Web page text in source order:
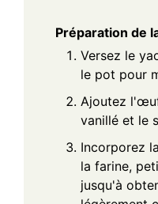
Préparation de
Versez le
le pot pour
Ajoutez
vanillé et le
Incorporez
la farine,
jusqu'à